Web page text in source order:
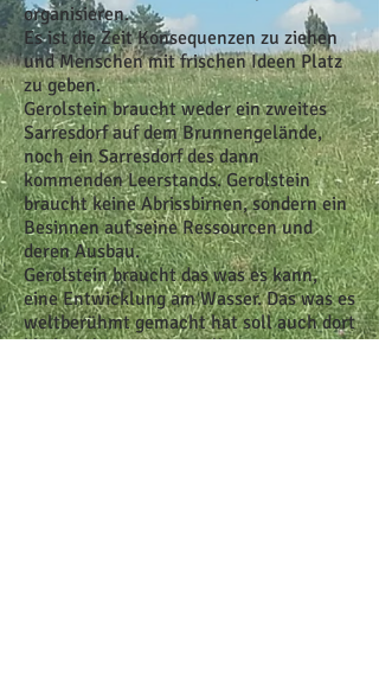
organisieren.
Es ist die Zeit Konsequenzen zu ziehen
und Menschen mit frischen Ideen Platz
zu geben.
Gerolstein braucht weder ein zweites
Sarresdorf auf dem Brunnengelände,
noch ein Sarresdorf des dann
kommenden Leerstands. Gerolstein
braucht keine Abrissbirnen, sondern ein
Besinnen auf seine Ressourcen und
deren Ausbau.
Gerolstein braucht das was es kann,
eine Entwicklung am Wasser. Das was es
weltberühmt gemacht hat soll auch dort
bleiben, bei seinen Quellen.